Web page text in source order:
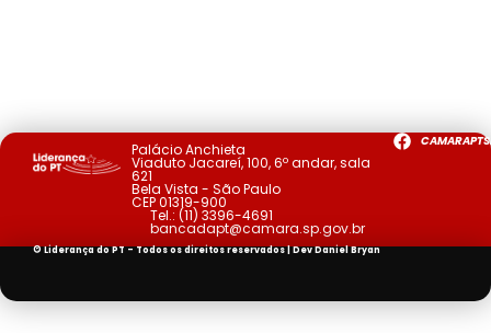
Palácio Anchieta
Viaduto Jacareí, 100, 6º andar, sala
621
Bela Vista - São Paulo
CEP 01319-900
Tel.: (11) 3396-4691
bancadapt@camara.sp.gov.br
© Liderança do PT - Todos os direitos reservados | DevDaniel Bryan